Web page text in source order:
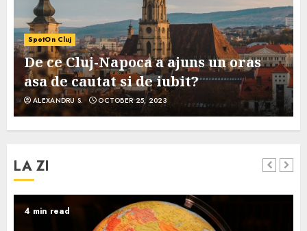
SpotOn Cluj
De ce Cluj-Napoca a ajuns un oras
asa de cautat si de iubit?
ALEXANDRU S. OCTOBER 25, 2023
LA ZI
4 min read